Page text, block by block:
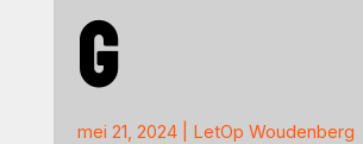
G
mei 21, 2024| LetOp Woudenberg